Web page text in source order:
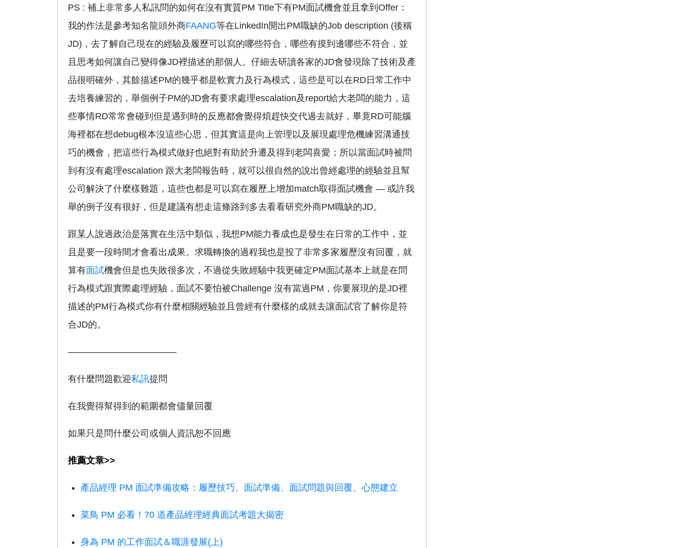
PS : 補上非常多人私訊問的如何在沒有實質PM Title下有PM面試機會並且拿到Offer：
我的作法是參考知名龍頭外商FAANG等在LinkedIn開出PM職缺的Job description (後稱
JD)，去了解自己現在的經驗及履歷可以寫的哪些符合，哪些有摸到邊哪些不符合，並
且思考如何讓自己變得像JD裡描述的那個人。仔細去研讀各家的JD會發現除了技術及產
品很明確外，其餘描述PM的幾乎都是軟實力及行為模式，這些是可以在RD日常工作中
去培養練習的，舉個例子PM的JD會有要求處理escalation及report給大老闆的能力，這
些事情RD常常會碰到但是遇到時的反應都會覺得煩趕快交代過去就好，畢竟RD可能腦
海裡都在想debug根本沒這些心思，但其實這是向上管理以及展現處理危機練習溝通技
巧的機會，把這些行為模式做好也絕對有助於升遷及得到老闆喜愛；所以當面試時被問
到有沒有處理escalation 跟大老闆報告時，就可以很自然的說出曾經處理的經驗並且幫
公司解決了什麼樣難題，這些也都是可以寫在履歷上增加match取得面試機會 — 或許我
舉的例子沒有很好，但是建議有想走這條路到多去看看研究外商PM職缺的JD。
跟某人說過政治是落實在生活中類似，我想PM能力養成也是發生在日常的工作中，並
且是要一段時間才會看出成果。求職轉換的過程我也是投了非常多家履歷沒有回覆，就
算有面試機會但是也失敗很多次，不過從失敗經驗中我更確定PM面試基本上就是在問
行為模式跟實際處理經驗，面試不要怕被Challenge 沒有當過PM，你要展現的是JD裡
描述的PM行為模式你有什麼相關經驗並且曾經有什麼樣的成就去讓面試官了解你是符
合JD的。
————————————
有什麼問題歡迎私訊提問
在我覺得幫得到的範圍都會儘量回覆
如果只是問什麼公司或個人資訊恕不回應
推薦文章>>
產品經理 PM 面試準備攻略：履歷技巧、面試準備、面試問題與回覆、心態建立
菜鳥 PM 必看！70 道產品經理經典面試考題大揭密
身為 PM 的工作面試＆職涯發展(上)